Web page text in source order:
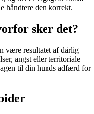
håndtere den korrekt.
sker det?
være resultatet af dårlig
angst eller territoriale
til din hunds adfærd for